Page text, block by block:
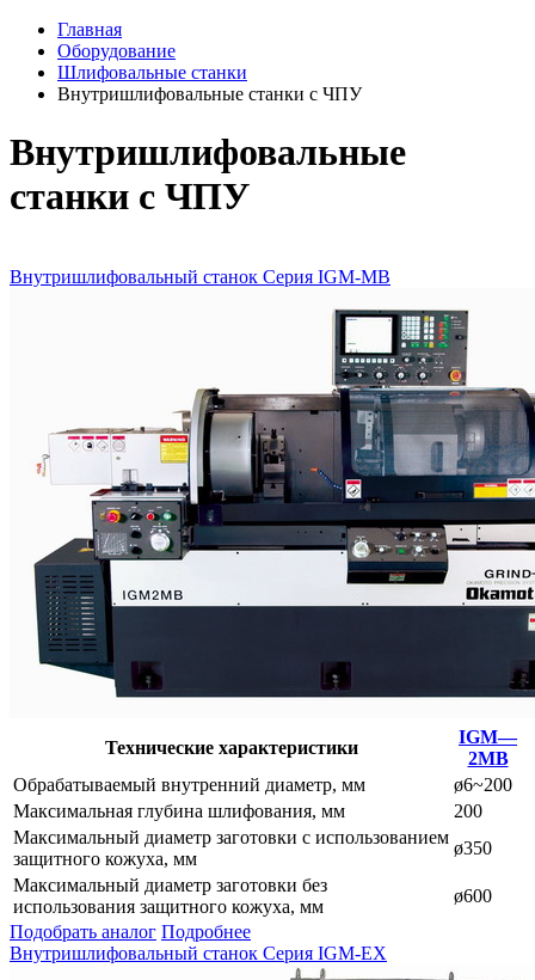
Главная
Оборудование
Шлифовальные станки
Внутришлифовальные станки с ЧПУ
Внутришлифовальные
станки с ЧПУ
Внутришлифовальный станок Серия IGM-MB
Технические характеристики
IGM—
2MB
Обрабатываемый внутренний диаметр, мм
ø6~200
Максимальная глубина шлифования, мм
200
Максимальный диаметр заготовки с использованием
защитного кожуха, мм
ø350
Максимальный диаметр заготовки без
использования защитного кожуха, мм
ø600
Подобрать аналог Подробнее
Внутришлифовальный станок Серия IGM-EX